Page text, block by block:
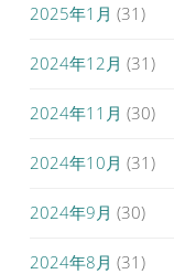
2025年1月 (31)
2024年12月 (31)
2024年11月 (30)
2024年10月 (31)
2024年9月 (30)
2024年8月 (31)